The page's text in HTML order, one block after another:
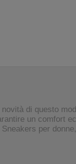
di questo
un comfort
per